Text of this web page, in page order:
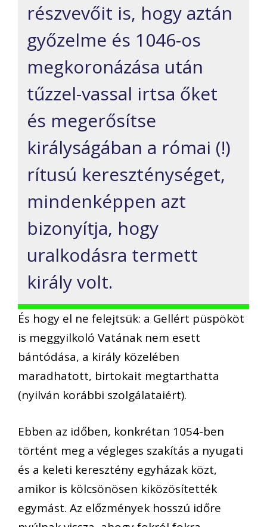
részvevőit is, hogy aztán
győzelme és 1046-os
megkoronázása után
tűzzel-vassal irtsa őket
és megerősítse
királyságában a római (!)
rítusú kereszténységet,
mindenképpen azt
bizonyítja, hogy
uralkodásra termett
király volt.
És hogy el ne felejtsük: a Gellért püspököt
is meggyilkoló Vatának nem esett
bántódása, a király közelében
maradhatott, birtokait megtarthatta
(nyilván korábbi szolgálataiért).
Ebben az időben, konkrétan 1054-ben
történt meg a végleges szakítás a nyugati
és a keleti keresztény egyházak közt,
amikor is kölcsönösen kiközösítették
egymást. Az előzmények hosszú időre